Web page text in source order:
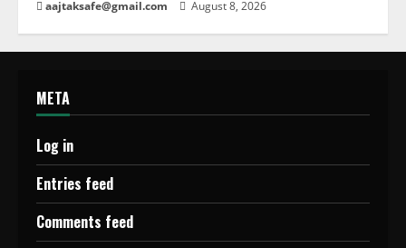
aajtaksafe@gmail.com August 8, 2026
META
Log in
Entries feed
Comments feed